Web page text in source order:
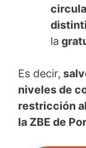
la
Es decir,
niveles de
restricción
la ZBE de